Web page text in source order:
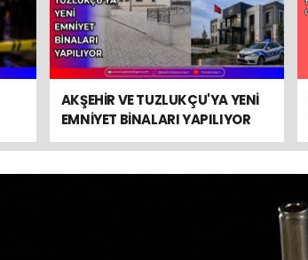
AKŞEHİR VE TUZLUKÇU'YA YENİ
EMNİYET BİNALARI YAPILIYOR